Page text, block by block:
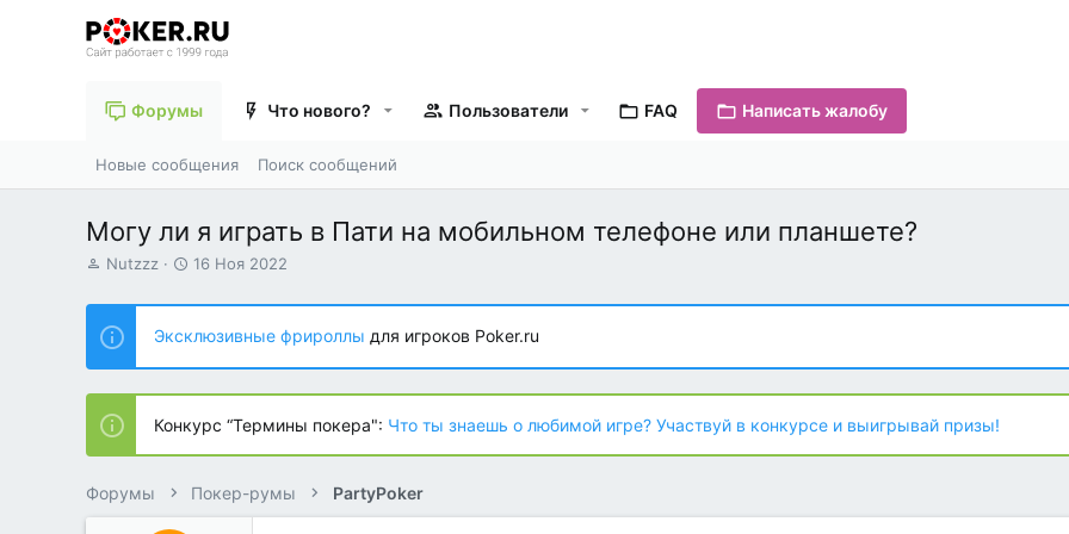
Форумы Что нового? Пользователи FAQ Написать жалобу
Новые сообщения Поиск сообщений
Могу ли я играть в Пати на мобильном телефоне или планшете?
А
т
о
р
т
е
м
ы
Nutzzz
Д
т
н
а
ч
л
а
16 Ноя 2022
Эксклюзивные фрироллы для игроков Poker.ru
Конкурс “Термины покера": Что ты знаешь о любимой игре? Участвуй в конкурсе и выигрывай призы!
Форумы Покер-румы PartyPoker